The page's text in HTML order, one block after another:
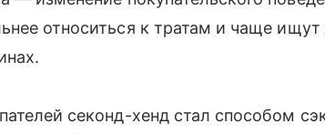
относиться к тратам и чаще
секонд-хенд стал способом